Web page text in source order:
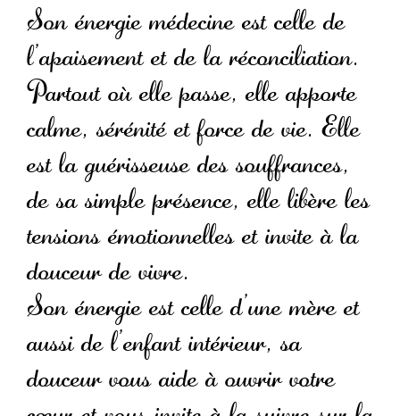
Son énergie médecine est celle de
l’apaisement et de la réconciliation.
Partout où elle passe, elle apporte
calme, sérénité et force de vie. Elle
est la guérisseuse des souffrances,
de sa simple présence, elle libère les
tensions émotionnelles et invite à la
douceur de vivre.
Son énergie est celle d’une mère et
aussi de l’enfant intérieur, sa
douceur vous aide à ouvrir votre